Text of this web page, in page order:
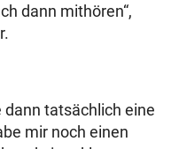
dann mithören“,
tatsächlich eine
mir noch einen